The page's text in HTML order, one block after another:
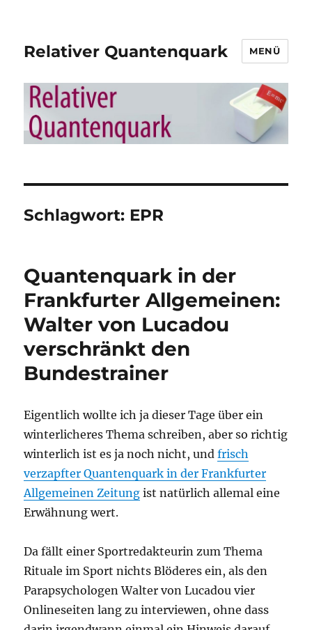
Relativer Quantenquark MENÜ
Schlagwort: EPR
Quantenquark in der
Frankfurter Allgemeinen:
Walter von Lucadou
verschränkt den
Bundestrainer
Eigentlich wollte ich ja dieser Tage über ein
winterlicheres Thema schreiben, aber so richtig
winterlich ist es ja noch nicht, undfrisch
verzapfter Quantenquark in der Frankfurter
Allgemeinen Zeitung ist natürlich allemal eine
Erwähnung wert.
Da fällt einer Sportredakteurin zum Thema
Rituale im Sport nichts Blöderes ein, als den
Parapsychologen Walter von Lucadou vier
Onlineseiten lang zu interviewen, ohne dass